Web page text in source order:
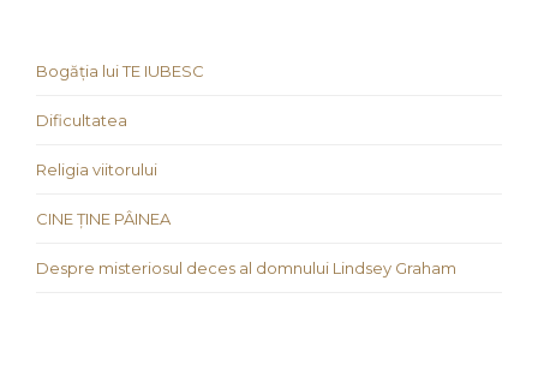
Bogăția lui TE IUBESC
Dificultatea
Religia viitorului
CINE ȚINE PÂINEA
Despre misteriosul deces al domnului Lindsey Graham